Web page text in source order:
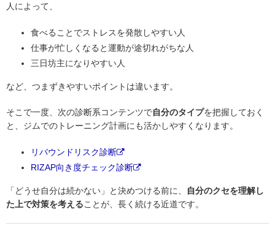
人によって、
食べることでストレスを発散しやすい人
仕事が忙しくなると運動が途切れがちな人
三日坊主になりやすい人
など、つまずきやすいポイントは違います。
そこで一度、次の診断系コンテンツで自分のタイプを把握しておく
と、ジムでのトレーニング計画にも活かしやすくなります。
リバウンドリスク診断
RIZAP向き度チェック診断
「どうせ自分は続かない」と決めつける前に、
自分のクセを理解し
た上で対策を考えることが、長く続ける近道です。